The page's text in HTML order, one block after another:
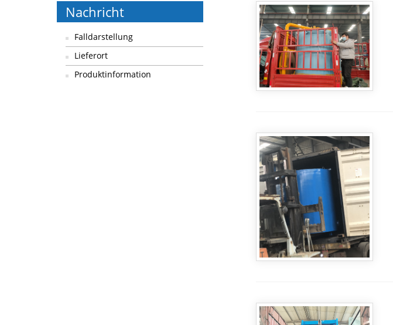
Nachricht
Falldarstellung
Lieferort
Produktinformation